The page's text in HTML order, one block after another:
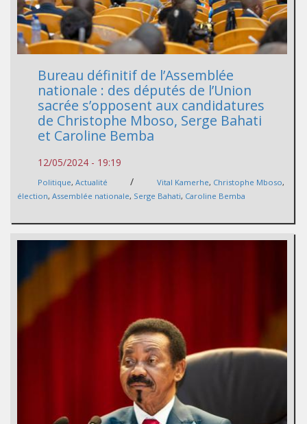
Bureau définitif de l’Assemblée
nationale : des députés de l’Union
sacrée s’opposent aux candidatures
de Christophe Mboso, Serge Bahati
et Caroline Bemba
12/05/2024 - 19:19
Politique, Actualité / Vital Kamerhe, Christophe Mboso,
élection, Assemblée nationale, Serge Bahati, Caroline Bemba